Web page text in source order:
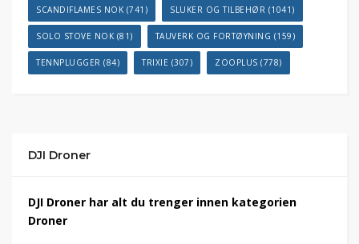
SCANDIFLAMES NOK (741) SLUKER OG TILBEHØR (1041)
SOLO STOVE NOK (81) TAUVERK OG FORTØYNING (159)
TENNPLUGGER (84) TRIXIE (307) ZOOPLUS (778)
DJI Droner
DJI Droner har alt du trenger innen kategorien
Droner